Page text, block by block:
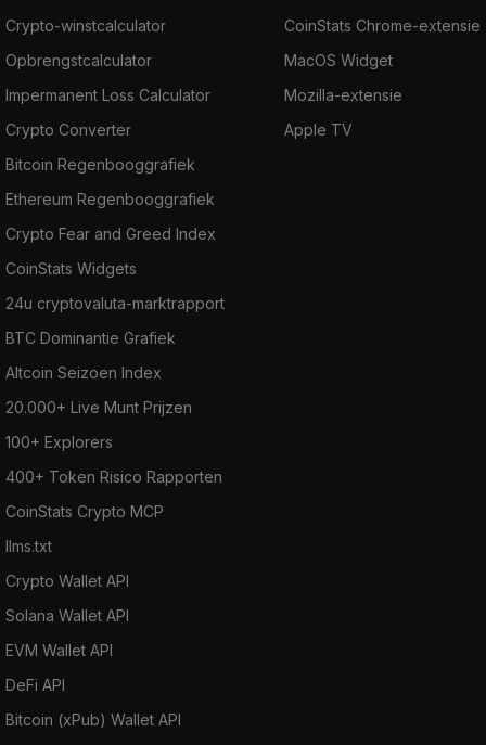
Crypto-winstcalculator
Opbrengstcalculator
Impermanent Loss Calculator
Crypto Converter
Bitcoin Regenbooggrafiek
Ethereum Regenbooggrafiek
Crypto Fear and Greed Index
CoinStats Widgets
24u cryptovaluta-marktrapport
BTC Dominantie Grafiek
Altcoin Seizoen Index
20.000+ Live Munt Prijzen
100+ Explorers
400+ Token Risico Rapporten
CoinStats Crypto MCP
llms.txt
Crypto Wallet API
Solana Wallet API
EVM Wallet API
DeFi API
Bitcoin (xPub) Wallet API
CoinStats Chrome-extensie
MacOS Widget
Mozilla-extensie
Apple TV